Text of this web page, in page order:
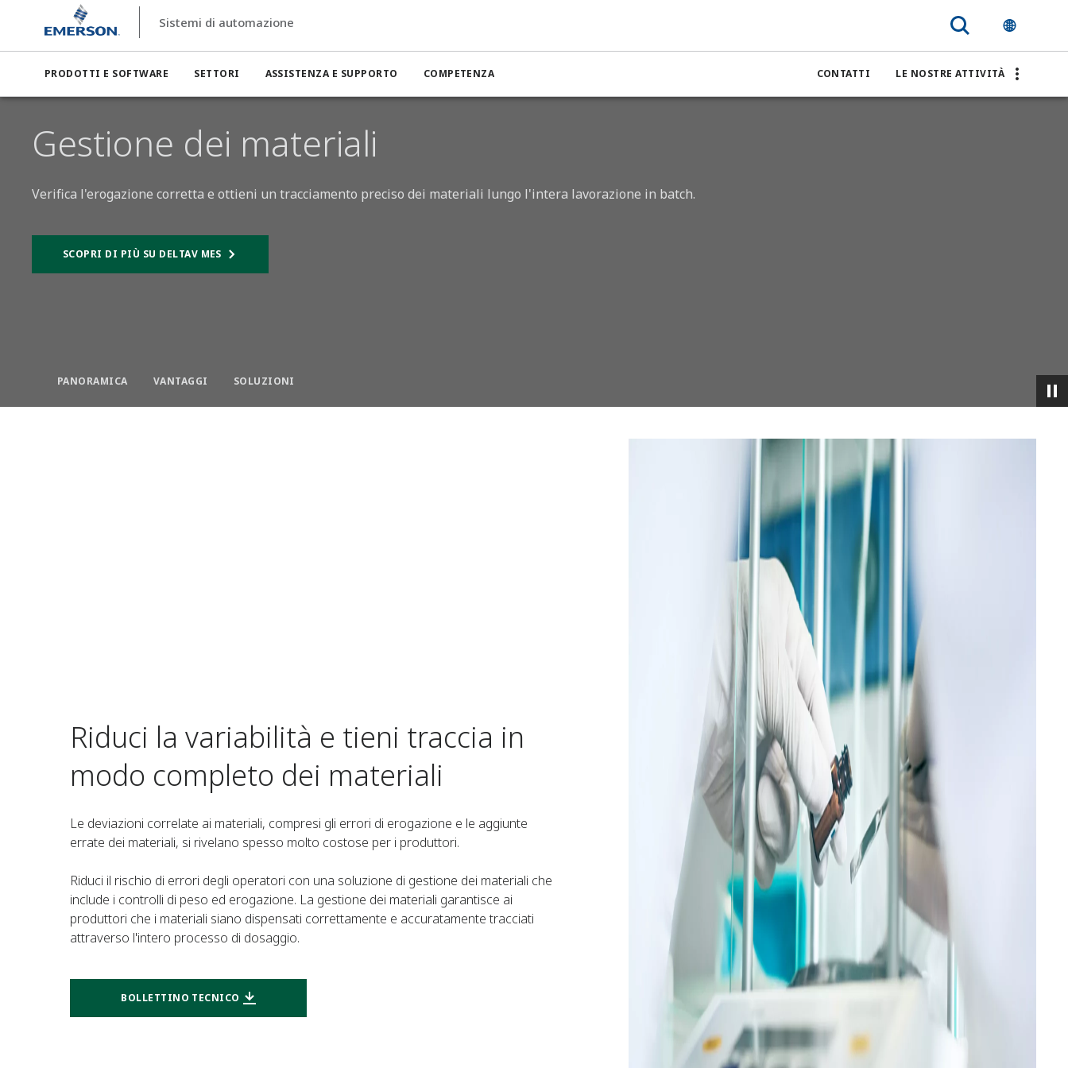
Sistemi di automazione
PRODOTTI E SOFTWARE SETTORI ASSISTENZA E SUPPORTO COMPETENZA CONTATTI LE NOSTRE ATTIVITÀ
Sistemi di automazione
Gestione dei materiali
Verifica l'erogazione corretta e ottieni un tracciamento preciso dei materiali lungo l'intera lavorazione in batch.
SCOPRI DI PIÙ SU DELTAV MES
PANORAMICA VANTAGGI SOLUZIONI
Riduci la variabilità e tieni traccia in
modo completo dei materiali
Le deviazioni correlate ai materiali, compresi gli errori di erogazione e le aggiunte
errate dei materiali, si rivelano spesso molto costose per i produttori.
Riduci il rischio di errori degli operatori con una soluzione di gestione dei materiali che
include i controlli di peso ed erogazione. La gestione dei materiali garantisce ai
produttori che i materiali siano dispensati correttamente e accuratamente tracciati
attraverso l'intero processo di dosaggio.
BOLLETTINO TECNICO